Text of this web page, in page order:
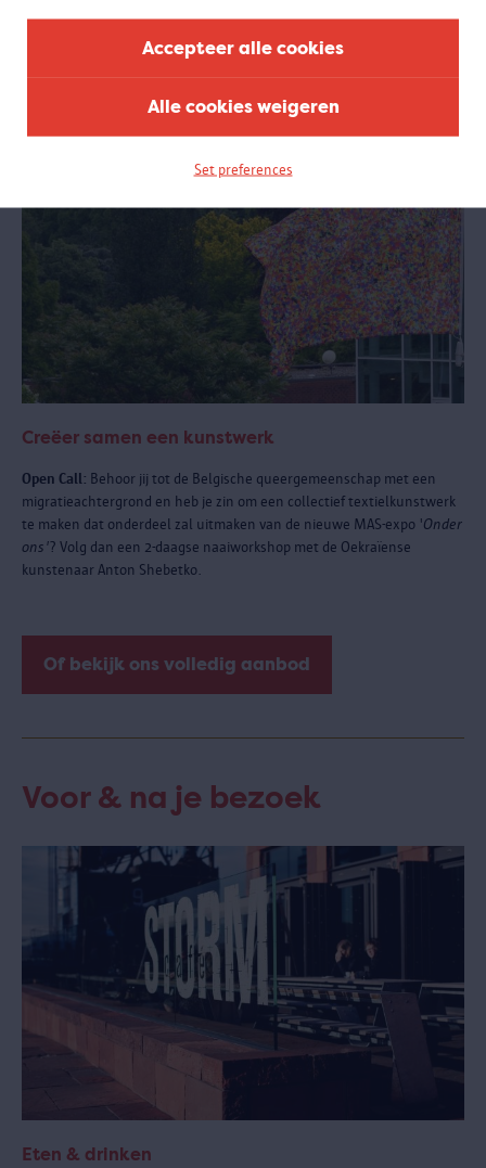
Accepteer alle cookies
Alle cookies weigeren
Set preferences
Creëer samen een kunstwerk
Open Call: Behoor jij tot de Belgische queergemeenschap met een
migratieachtergrond en heb je zin om een collectief textielkunstwerk
te maken dat onderdeel zal uitmaken van de nieuwe MAS-expo 'Onder
ons'? Volg dan een 2-daagse naaiworkshop met de Oekraïense
kunstenaar Anton Shebetko.
Of bekijk ons volledig aanbod
Voor & na je bezoek
Eten & drinken